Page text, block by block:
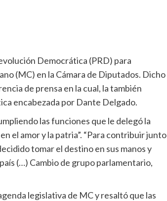
Democrática (PRD) para
(MC) en la Cámara de Diputados. Dicho
de prensa en la cual, la también
encabezada por Dante Delgado.
las funciones que le delegó la
el amor y la patria”. “Para contribuir junto
tomar el destino en sus manos y
(…) Cambio de grupo parlamentario,
legislativa de MC y resaltó que las